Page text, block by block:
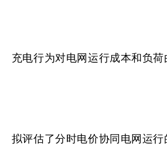
充电行为对电网运行成本和负
拟评估了分时电价协同电网运